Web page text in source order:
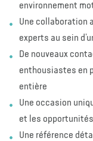
environnement
Une collaboration
experts au sein
De nouveaux
enthousiastes en
entière
Une occasion
et les
Une référence